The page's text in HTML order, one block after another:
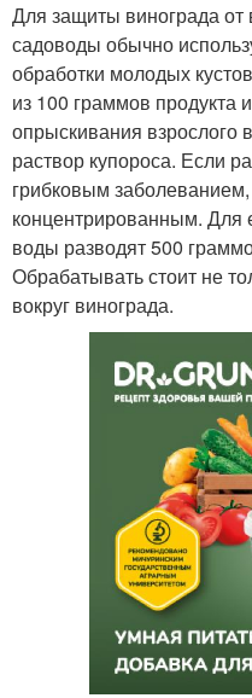
Для защиты винограда от
садоводы обычно
обработки молодых
из 100 граммов продукта
опрыскивания взрослого
раствор купороса. Если
грибковым
концентрированным. Для
воды разводят 500
Обрабатывать стоит не
вокруг винограда.